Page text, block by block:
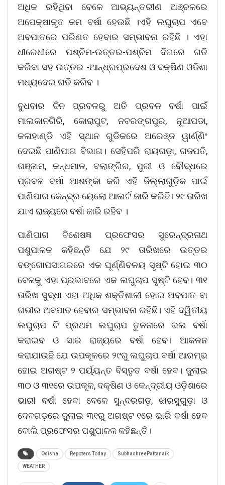
ଅଧିକ ରହିଥିବା ବେଳେ ଆଭ୍ୟନ୍ତରୀଣ ଅଞ୍ଚଳରେ
ଅପେକ୍ଷାକୃତ କମ ବର୍ଷା ହେଉଛି ।ଏହି ଲଘୁଚାପ ଏବେ
ଅବପାତରେ ପରିଣତ ହେବାର ସମ୍ଭାବନା ରହିଛି । ଏହା
ଧୀରେଧୀରେ ପଶ୍ଚିମ-ଉତ୍ତର-ପଶ୍ଚିମ ଦିଗରେ ଗତି
କରିବା ସହ ଉତ୍ତର -ଆନ୍ଧ୍ରପ୍ରଦେଶ ଓ ଦକ୍ଷିଣ ଓଡିଶା
ମଧ୍ୟଦେଇ ଗତି କରିବ ।
ବୁଧବାର ଦିନ ପ୍ରବଳରୁ ଅତି ପ୍ରବଳ ବର୍ଷା ପାଇଁ
ମାଲକାନଗିରି, କୋରାପୁଟ, ନବରଙ୍ଗପୁର, ନୂଆପଡା,
କଳାହାଣ୍ଡି ଏହି ସ୍ଥାନ ଗୁଡିକରେ ଅରେଞ୍ଜ ୱାର୍ଣ୍ଣିଂ
ଦେଇଛି ପାଣିପାଗ ବିଭାଗ। ସେହିପରି ରାୟଗଡ଼ା, ଗଜପତି,
ଗଞ୍ଜାମ, କନ୍ଧମାଳ, ବଲାଙ୍ଗିର, ପୁରୀ ଓ ବୌଦ୍ଧରେ
ପ୍ରବଳ ବର୍ଷା ଆଶଙ୍କା କରି ଏହି ଜିଲ୍ଲାଗୁଡ଼ିକ ପାଇଁ
ପାଣିପାଗ କେନ୍ଦ୍ର ୟେଲୋ ଆଲର୍ଟ ଜାରି କରିଛି। ୨୯ ତାରିଖ
ଯାଏ ରାଜ୍ୟରେ ବର୍ଷା ଜାରି ରହିବ ।
ପାଣିପାଗ ବିଶେଷଜ୍ଞ ପ୍ରଫେସର ସୁରେନ୍ଦ୍ରନାଥ
ପଶୁପାଳକ କହିଛନ୍ତି ଯେ ୨୯ ତାରିଖରେ ଉତ୍ତର
ବଙ୍ଗୋପସାଗରରେ ଏକ ଘୂର୍ଣ୍ଣିବଳୟ ସୃଷ୍ଟି ହୋଇ ୩୦
ବେଳକୁ ଏହା ପ୍ରଭାବରେ ଏକ ଲଘୁଚାପ ସୃଷ୍ଟି ହେବ। ୩୧
ତାରିଖ ସୁଦ୍ଧା ଏହା ଅଧିକ ଶକ୍ତିଶାଳୀ ହୋଇ ଅବପାତ ବା
ଗଭୀର ଅବପାତ ହେବାର ସମ୍ଭାବନା ରହିଛି। ଏହି ଦ୍ୱିତୀୟ
ଲଘୁଚାପ ଟି ପ୍ରଥମ ଲଘୁଚାପ ତୁଳନାରେ ଭଲ ବର୍ଷା
କରାଇବ ଓ ସାର ରାଜ୍ୟରେ ବର୍ଷା ହେବ। ଆକଳନ
କରାଯାଉଛି ଯେ ଉପକୂଳରେ ୨୯ରୁ ଲଘୁଚାପ ବର୍ଷା ଆରମ୍ଭ
ହୋଇ ଅଗଷ୍ଟ ୨ ପର୍ୟ୍ୟନ୍ତ ବିସ୍ତୃତ ବର୍ଷା ହେବ। ଜୁଲାଇ
୩୦ ଓ ୩୧ରେ ଉପକୂଳ, ଦକ୍ଷିଣ ଓ କେନ୍ଦ୍ରୀୟ ଓଡ଼ିଶାରେ
ଭାରୀ ବର୍ଷା ହେବା ବେଳେ ସୁନ୍ଦରଗଡ଼, ଝାରସୁଗୁଡ଼ା ଓ
ଦେବଗଡ଼ରେ ଜୁଲାଇ ୩୧ରୁ ଅଗଷ୍ଟ ୧ରେ ଭାରି ବର୍ଷା ହେବ
ବୋଲି ପ୍ରଫେସର ପଶୁପାଳକ କହିଛନ୍ତି।
Odisha Repoters Today SubhashreePattanaik
WEATHER